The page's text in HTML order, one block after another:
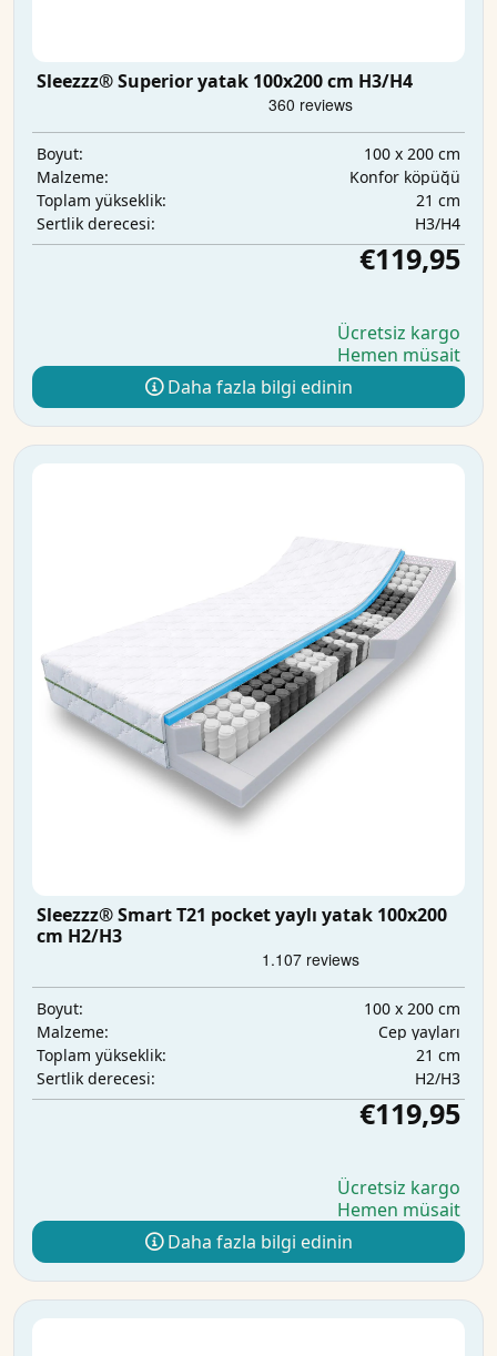
Sleezzz® Superior yatak 100x200 cm H3/H4
Boyut:
100 x 200 cm
Malzeme:
Konfor köpüğü
Toplam yükseklik:
21 cm
Sertlik derecesi:
H3/H4
€119,95
Ücretsiz kargo
Hemen müsait
Daha fazla bilgi edinin
Sleezzz® Smart T21 pocket yaylı yatak 100x200
cm H2/H3
Boyut:
100 x 200 cm
Malzeme:
Cep yayları
Toplam yükseklik:
21 cm
Sertlik derecesi:
H2/H3
€119,95
Ücretsiz kargo
Hemen müsait
Daha fazla bilgi edinin